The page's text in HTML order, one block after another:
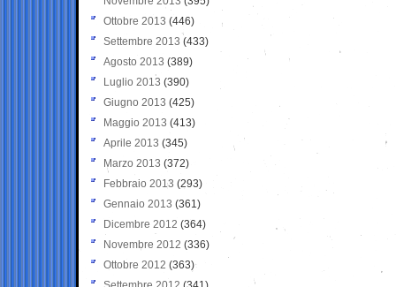
Ottobre 2013 (446)
Settembre 2013 (433)
Agosto 2013 (389)
Luglio 2013 (390)
Giugno 2013 (425)
Maggio 2013 (413)
Aprile 2013 (345)
Marzo 2013 (372)
Febbraio 2013 (293)
Gennaio 2013 (361)
Dicembre 2012 (364)
Novembre 2012 (336)
Ottobre 2012 (363)